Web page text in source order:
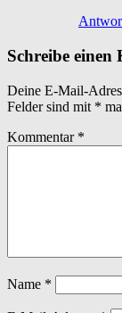
Schreibe einen
Deine E-Mail-
Felder sind mit *
Kommentar *
Name *